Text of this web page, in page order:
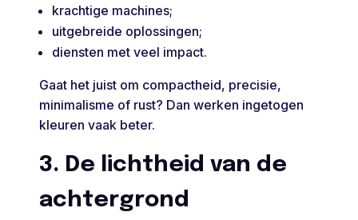
krachtige machines;
uitgebreide oplossingen;
diensten met veel impact.
Gaat het juist om compactheid, precisie,
minimalisme of rust? Dan werken ingetogen
kleuren vaak beter.
3. De lichtheid van de
achtergrond